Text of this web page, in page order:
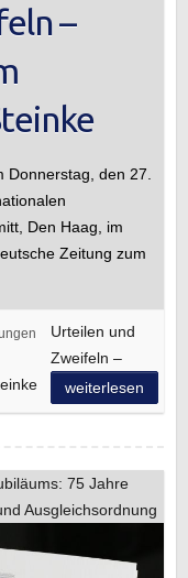
–
Donnerstag, den 27.
Den Haag, im
Zeitung zum
Urteilen und
Zweifeln –
weiterlesen
75 Jahre
Ausgleichsordnung